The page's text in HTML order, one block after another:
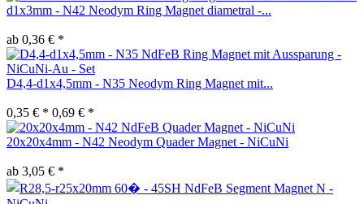
d1x3mm - N42 Neodym Ring Magnet diametral -...
ab 0,36 € *
D4,4-d1x4,5mm - N35 Neodym Ring Magnet mit...
0,35 € * 0,69 € *
20x20x4mm - N42 Neodym Quader Magnet - NiCuNi
ab 3,05 € *